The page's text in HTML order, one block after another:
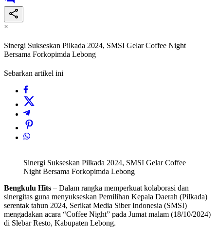
×
Sinergi Sukseskan Pilkada 2024, SMSI Gelar Coffee Night
Bersama Forkopimda Lebong
Sebarkan artikel ini
Sinergi Sukseskan Pilkada 2024, SMSI Gelar Coffee
Night Bersama Forkopimda Lebong
Bengkulu Hits – Dalam rangka memperkuat kolaborasi dan
sinergitas guna menyukseskan Pemilihan Kepala Daerah (Pilkada)
serentak tahun 2024, Serikat Media Siber Indonesia (SMSI)
mengadakan acara “Coffee Night” pada Jumat malam (18/10/2024)
di Slebar Resto, Kabupaten Lebong.